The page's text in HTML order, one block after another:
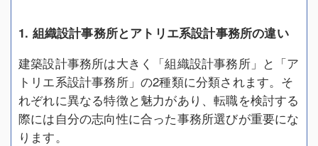
1. 組織設計事務所とアトリエ系設計事務所の違い
建築設計事務所は大きく「組織設計事務所」と「ア
トリエ系設計事務所」の2種類に分類されます。そ
れぞれに異なる特徴と魅力があり、転職を検討する
際には自分の志向性に合った事務所選びが重要にな
ります。